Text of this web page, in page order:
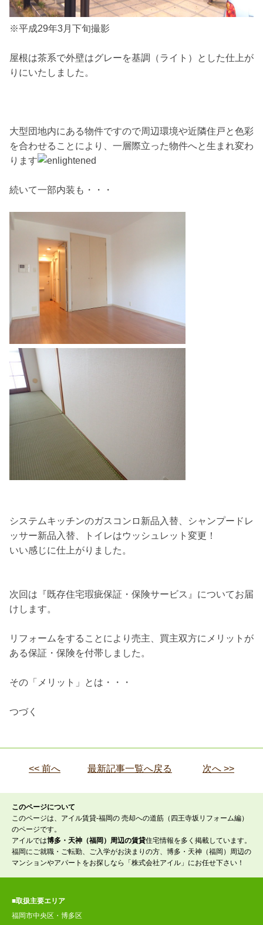
※平成29年3月下旬撮影
屋根は茶系で外壁はグレーを基調（ライト）とした仕上が
りにいたしました。
大型団地内にある物件ですので周辺環境や近隣住戸と色彩
を合わせることにより、一層際立った物件へと生まれ変わ
ります
続いて一部内装も・・・
システムキッチンのガスコンロ新品入替、シャンプードレ
ッサー新品入替、トイレはウッシュレット変更！
いい感じに仕上がりました。
次回は『既存住宅瑕疵保証・保険サービス』についてお届
けします。
リフォームをすることにより売主、買主双方にメリットが
ある保証・保険を付帯しました。
その「メリット」とは・・・
つづく
<< 前へ 最新記事一覧へ戻る 次へ >>
このページについて
このページは、アイル賃貸-福岡の 売却への道筋（四王寺坂リフォーム編）
のページです。
アイルでは博多・天神（福岡）周辺の賃貸住宅情報を多く掲載しています。
福岡にご就職・ご転勤、ご入学がお決まりの方、博多・天神（福岡）周辺の
マンションやアパートをお探しなら「株式会社アイル」にお任せ下さい！
■取扱主要エリア
福岡市中央区・博多区